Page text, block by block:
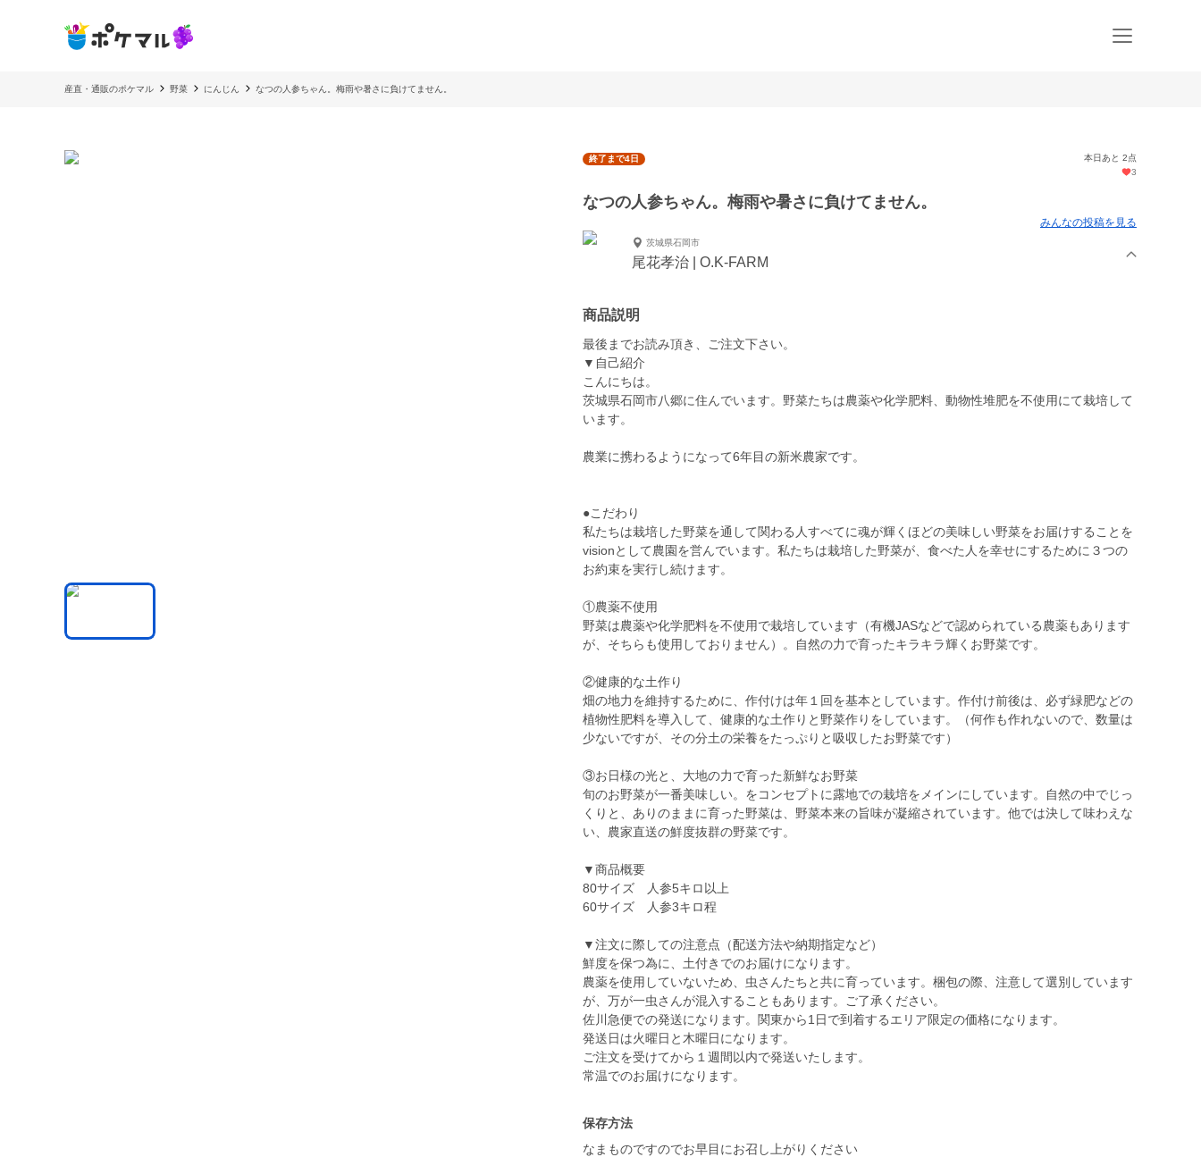
産直・通販のポケマル 野菜 にんじん なつの人参ちゃん。梅雨や暑さに負けてません。
終了まで4日
本日あと 2点
3
なつの人参ちゃん。梅雨や暑さに負けてません。
みんなの投稿を見る
茨城県石岡市
尾花孝治 | O.K-FARM
商品説明
最後までお読み頂き、ご注文下さい。
▼自己紹介
こんにちは。
茨城県石岡市八郷に住んでいます。野菜たちは農薬や化学肥料、動物性堆肥を不使用にて栽培して
います。
農業に携わるようになって6年目の新米農家です。
●こだわり
私たちは栽培した野菜を通して関わる人すべてに魂が輝くほどの美味しい野菜をお届けすることを
visionとして農園を営んでいます。私たちは栽培した野菜が、食べた人を幸せにするために３つの
お約束を実行し続けます。
①農薬不使用
野菜は農薬や化学肥料を不使用で栽培しています（有機JASなどで認められている農薬もあります
が、そちらも使用しておりません）。自然の力で育ったキラキラ輝くお野菜です。
②健康的な土作り
畑の地力を維持するために、作付けは年１回を基本としています。作付け前後は、必ず緑肥などの
植物性肥料を導入して、健康的な土作りと野菜作りをしています。（何作も作れないので、数量は
少ないですが、その分土の栄養をたっぷりと吸収したお野菜です）
③お日様の光と、大地の力で育った新鮮なお野菜
旬のお野菜が一番美味しい。をコンセプトに露地での栽培をメインにしています。自然の中でじっ
くりと、ありのままに育った野菜は、野菜本来の旨味が凝縮されています。他では決して味わえな
い、農家直送の鮮度抜群の野菜です。
▼商品概要
80サイズ 人参5キロ以上
60サイズ 人参3キロ程
▼注文に際しての注意点（配送方法や納期指定など）
鮮度を保つ為に、土付きでのお届けになります。
農薬を使用していないため、虫さんたちと共に育っています。梱包の際、注意して選別しています
が、万が一虫さんが混入することもあります。ご了承ください。
佐川急便での発送になります。関東から1日で到着するエリア限定の価格になります。
発送日は火曜日と木曜日になります。
ご注文を受けてから１週間以内で発送いたします。
常温でのお届けになります。
保存方法
なまものですのでお早目にお召し上がりください